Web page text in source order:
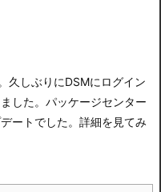
久しぶりにDSMにログイン
した。 パッケージセンター
ートでした。詳細を見てみ